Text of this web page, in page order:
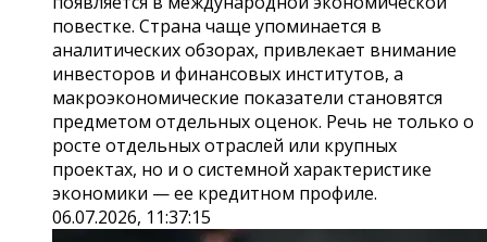
повестке. Страна чаще упоминается в
аналитических обзорах, привлекает внимание
инвесторов и финансовых институтов, а
макроэкономические показатели становятся
предметом отдельных оценок. Речь не только о
росте отдельных отраслей или крупных
проектах, но и о системной характеристике
экономики — ее кредитном профиле.
06.07.2026, 11:37:15